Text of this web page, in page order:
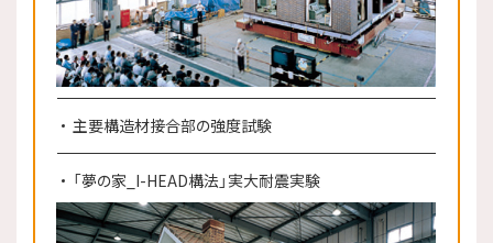
主要構造材接合部の強度試験
「夢の家_I-HEAD構法」実大耐震実験